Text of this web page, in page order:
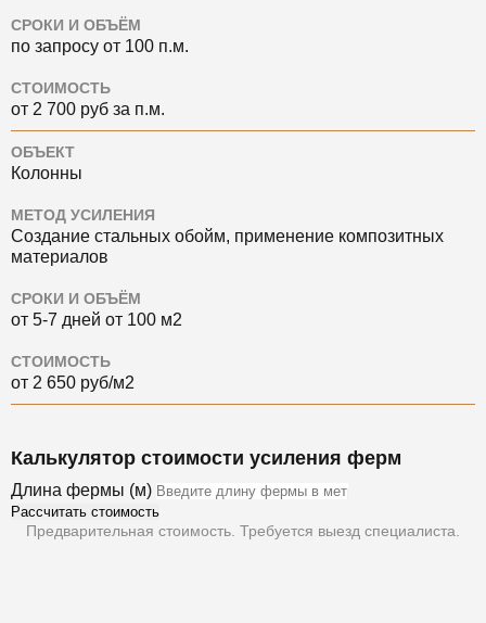
СРОКИ И ОБЪЁМ
по запросу от 100 п.м.
СТОИМОСТЬ
от 2 700 руб за п.м.
ОБЪЕКТ
Колонны
МЕТОД УСИЛЕНИЯ
Создание стальных обойм, применение композитных
материалов
СРОКИ И ОБЪЁМ
от 5-7 дней от 100 м2
СТОИМОСТЬ
от 2 650 руб/м2
Калькулятор стоимости усиления ферм
Длина фермы (м)
Рассчитать стоимость
Предварительная стоимость. Требуется выезд специалиста.